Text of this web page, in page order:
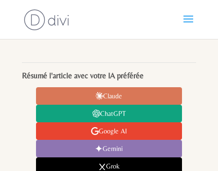
Résumé l'article avec votre IA préférée
Claude
ChatGPT
Google AI
Gemini
Grok